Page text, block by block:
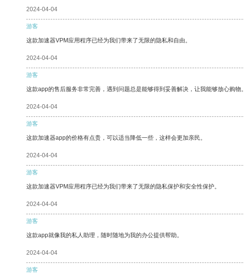
2024-04-04
游客
这款加速器VPM应用程序已经为我们带来了无限的隐私和自由。
2024-04-04
游客
这款app的售后服务非常完善，遇到问题总是能够得到妥善解决，让我能够放心购物。
2024-04-04
游客
这款加速器app的价格有点贵，可以适当降低一些，这样会更加亲民。
2024-04-04
游客
这款加速器VPM应用程序已经为我们带来了无限的隐私保护和安全性保护。
2024-04-04
游客
这款app就像我的私人助理，随时随地为我的办公提供帮助。
2024-04-04
游客